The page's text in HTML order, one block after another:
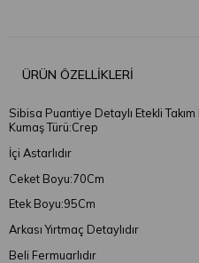
ÜRÜN ÖZELLIKLERI
Sibisa Puantiye Detaylı Etekli
Kumaş Türü:Crep
İçi Astarlıdır
Ceket Boyu:70Cm
Etek Boyu:95Cm
Arkası Yırtmaç Detaylıdır
Beli Fermuarlıdır